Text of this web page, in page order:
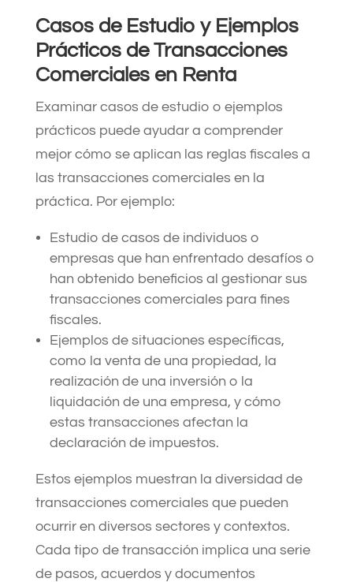
Casos de Estudio y Ejemplos
Prácticos de Transacciones
Comerciales en Renta
Examinar casos de estudio o ejemplos
prácticos puede ayudar a comprender
mejor cómo se aplican las reglas fiscales a
las transacciones comerciales en la
práctica. Por ejemplo:
Estudio de casos de individuos o
empresas que han enfrentado desafíos o
han obtenido beneficios al gestionar sus
transacciones comerciales para fines
fiscales.
Ejemplos de situaciones específicas,
como la venta de una propiedad, la
realización de una inversión o la
liquidación de una empresa, y cómo
estas transacciones afectan la
declaración de impuestos.
Estos ejemplos muestran la diversidad de
transacciones comerciales que pueden
ocurrir en diversos sectores y contextos.
Cada tipo de transacción implica una serie
de pasos, acuerdos y documentos